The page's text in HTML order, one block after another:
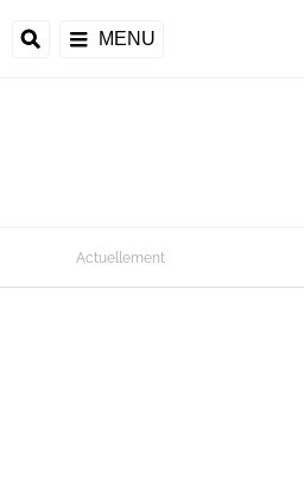
MENU
Actuellement